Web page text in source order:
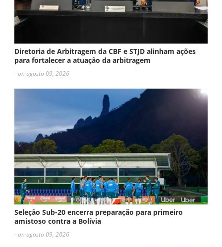
Diretoria de Arbitragem da CBF e STJD alinham ações
para fortalecer a atuação da arbitragem
- on agosto 09, 2026
Seleção Sub-20 encerra preparação para primeiro
amistoso contra a Bolívia
- on agosto 09, 2026